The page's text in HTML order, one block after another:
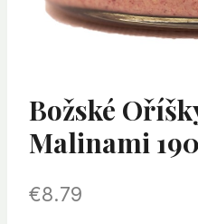
Božské
Malinami
€8.79